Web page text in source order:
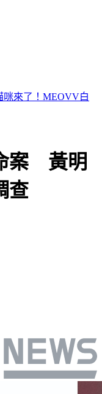
擊、反制共軍登陸
案 黃明
查